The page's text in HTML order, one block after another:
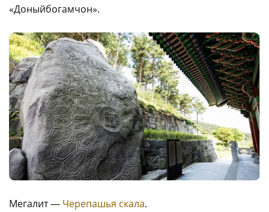
«Доныйбогамчон».
Мегалит — Черепашья скала.